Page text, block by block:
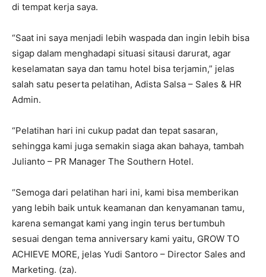
di tempat kerja saya.
“Saat ini saya menjadi lebih waspada dan ingin lebih bisa
sigap dalam menghadapi situasi sitausi darurat, agar
keselamatan saya dan tamu hotel bisa terjamin,” jelas
salah satu peserta pelatihan, Adista Salsa – Sales & HR
Admin.
“Pelatihan hari ini cukup padat dan tepat sasaran,
sehingga kami juga semakin siaga akan bahaya, tambah
Julianto – PR Manager The Southern Hotel.
“Semoga dari pelatihan hari ini, kami bisa memberikan
yang lebih baik untuk keamanan dan kenyamanan tamu,
karena semangat kami yang ingin terus bertumbuh
sesuai dengan tema anniversary kami yaitu, GROW TO
ACHIEVE MORE, jelas Yudi Santoro – Director Sales and
Marketing. (za).